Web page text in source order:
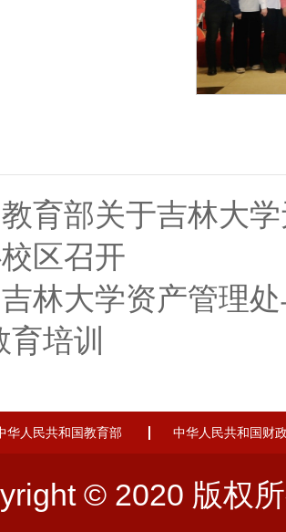
教育部关于吉林大
区召开
林大学资产管理
育培训
华人民共和国教育部 中华人民共和国财
© 2020 版权